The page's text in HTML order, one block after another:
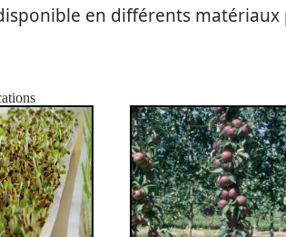
en différents